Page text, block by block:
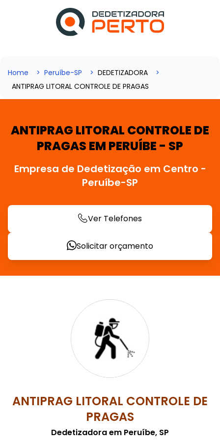
Home Peruíbe-SP
DEDETIZADORA
ANTIPRAG LITORAL CONTROLE DE PRAGAS
ANTIPRAG LITORAL CONTROLE DE
PRAGAS EM PERUÍBE - SP
Empresa de Dedetização em Centro -
Peruíbe-SP
Ver Telefones
Solicitar orçamento
ANTIPRAG LITORAL CONTROLE DE
PRAGAS
Dedetizadora em Peruíbe, SP